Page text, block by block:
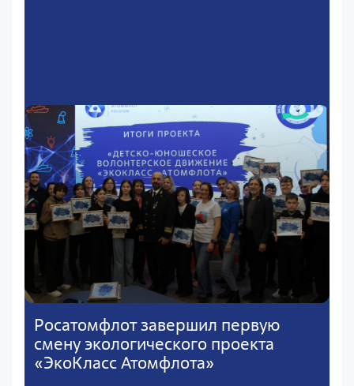
Росатомфлот завершил первую
смену экологического проекта
«ЭкоКласс Атомфлота»